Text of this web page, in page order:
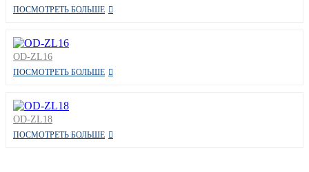
ПОСМОТРЕТЬ БОЛЬШЕ
OD-ZL16
ПОСМОТРЕТЬ БОЛЬШЕ
OD-ZL18
ПОСМОТРЕТЬ БОЛЬШЕ